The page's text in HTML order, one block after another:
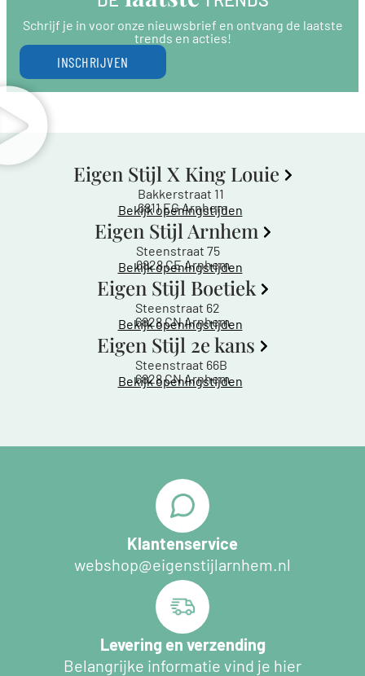
Schrijf je in voor onze nieuwsbrief en ontvang de laatste
trends en acties!
INSCHRIJVEN
Eigen Stijl X King Louie
Bakkerstraat 11
6811 EG Arnhem
Bekijk openingstijden
Eigen Stijl Arnhem
Steenstraat 75
6828 CE Arnhem
Bekijk openingstijden
Eigen Stijl Boetiek
Steenstraat 62
6828 CN Arnhem
Bekijk openingstijden
Eigen Stijl 2e kans
Steenstraat 66B
6828 CN Arnhem
Bekijk openingstijden
Klantenservice
webshop@eigenstijlarnhem.nl
Levering en verzending
Belangrijke informatie vind je hier